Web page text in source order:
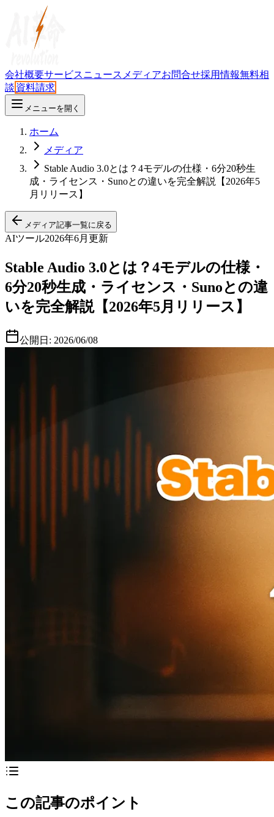
会社概要サービスニュース メディアお問合せ採用情報無料相
談 資料請求
メニューを開く
ホーム
メディア
Stable Audio 3.0とは？4モデルの仕様・6分20秒生
成・ライセンス・Sunoとの違いを完全解説【2026年5
月リリース】
メディア記事一覧に戻る
AIツール2026年6月更新
Stable Audio 3.0とは？4モデルの仕様・
6分20秒生成・ライセンス・Sunoとの違
いを完全解説【2026年5月リリース】
公開日: 2026/06/08
この記事のポイント